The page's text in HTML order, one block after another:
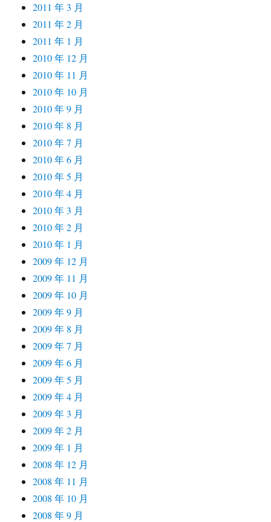
2011 年 3 月
2011 年 2 月
2011 年 1 月
2010 年 12 月
2010 年 11 月
2010 年 10 月
2010 年 9 月
2010 年 8 月
2010 年 7 月
2010 年 6 月
2010 年 5 月
2010 年 4 月
2010 年 3 月
2010 年 2 月
2010 年 1 月
2009 年 12 月
2009 年 11 月
2009 年 10 月
2009 年 9 月
2009 年 8 月
2009 年 7 月
2009 年 6 月
2009 年 5 月
2009 年 4 月
2009 年 3 月
2009 年 2 月
2009 年 1 月
2008 年 12 月
2008 年 11 月
2008 年 10 月
2008 年 9 月